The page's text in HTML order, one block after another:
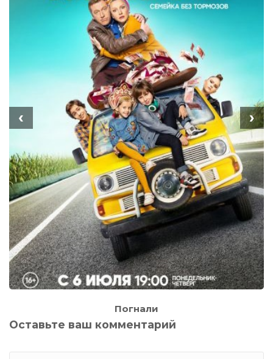
Погнали
‹ ›
Оставьте ваш комментарий